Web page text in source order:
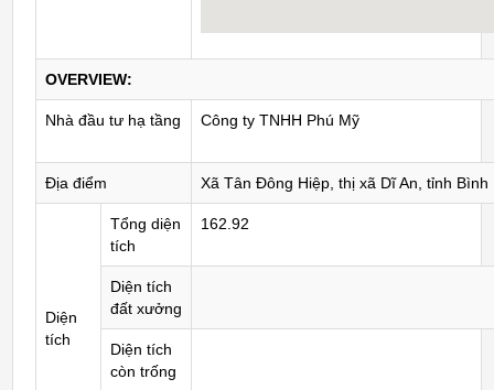
OVERVIEW:
Nhà đầu tư hạ tầng Công ty TNHH Phú Mỹ
Địa điểm Xã Tân Đông Hiệp, thị xã Dĩ An, tỉnh
Diện
tích
Tổng diện
tích
162.92
Diện tích
đất xưởng
Diện tích
còn trống